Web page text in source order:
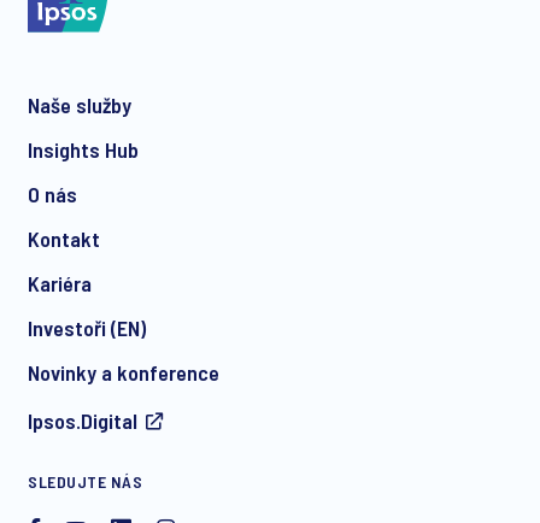
Naše služby
Insights Hub
O nás
Kontakt
Kariéra
Investoři (EN)
Novinky a konference
Ipsos.Digital
SLEDUJTE NÁS